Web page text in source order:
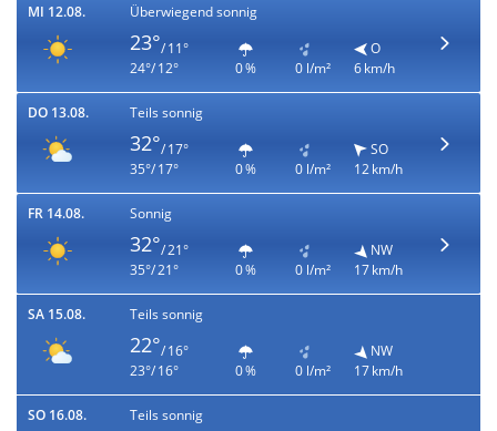
MI 12.08. Überwiegend sonnig
23°/ 11°
24°/ 12°
0 % 0 l/m²
O
6 km/h
DO 13.08. Teils sonnig
32°/ 17°
35°/ 17°
0 % 0 l/m²
SO
12 km/h
FR 14.08. Sonnig
32°/ 21°
35°/ 21°
0 % 0 l/m²
NW
17 km/h
SA 15.08. Teils sonnig
22°/ 16°
23°/ 16°
0 % 0 l/m²
NW
17 km/h
SO 16.08. Teils sonnig